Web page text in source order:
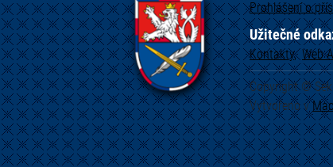
Prohlášení o
Užitečné
Kontakty Web
Copyright ©
Vytvořeno v